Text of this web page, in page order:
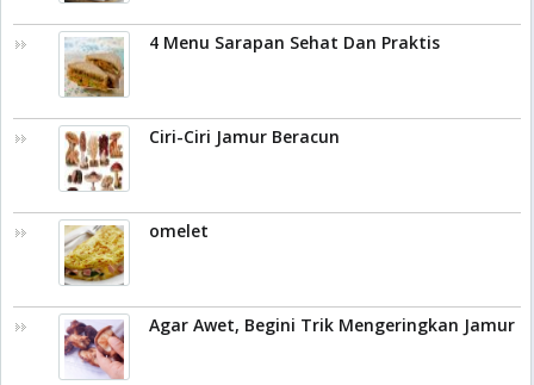
4 Menu Sarapan Sehat Dan Praktis
Ciri-Ciri Jamur Beracun
omelet
Agar Awet, Begini Trik Mengeringkan Jamur